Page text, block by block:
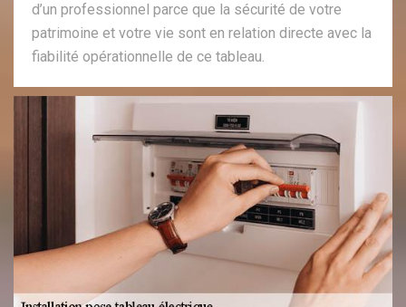
d’un professionnel parce que la sécurité de votre
patrimoine et votre vie sont en relation directe avec la
fiabilité opérationnelle de ce tableau.